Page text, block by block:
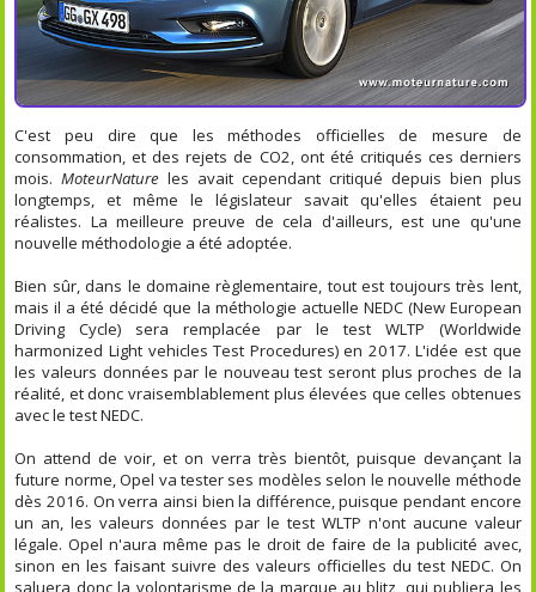
C'est peu dire que les méthodes officielles de mesure de
consommation, et des rejets de CO2, ont été critiqués ces derniers
mois.MoteurNature les avait cependant critiqué depuis bien plus
longtemps, et même le législateur savait qu'elles étaient peu
réalistes. La meilleure preuve de cela d'ailleurs, est une qu'une
nouvelle méthodologie a été adoptée.
Bien sûr, dans le domaine règlementaire, tout est toujours très lent,
mais il a été décidé que la méthologie actuelle NEDC (New European
Driving Cycle) sera remplacée par le test WLTP (Worldwide
harmonized Light vehicles Test Procedures) en 2017. L'idée est que
les valeurs données par le nouveau test seront plus proches de la
réalité, et donc vraisemblablement plus élevées que celles obtenues
avec le test NEDC.
On attend de voir, et on verra très bientôt, puisque devançant la
future norme, Opel va tester ses modèles selon le nouvelle méthode
dès 2016. On verra ainsi bien la différence, puisque pendant encore
un an, les valeurs données par le test WLTP n'ont aucune valeur
légale. Opel n'aura même pas le droit de faire de la publicité avec,
sinon en les faisant suivre des valeurs officielles du test NEDC. On
saluera donc la volontarisme de la marque au blitz, qui publiera les